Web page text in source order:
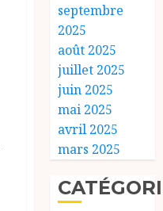
septembre
2025
août 2025
juillet 2025
juin 2025
mai 2025
avril 2025
mars 2025